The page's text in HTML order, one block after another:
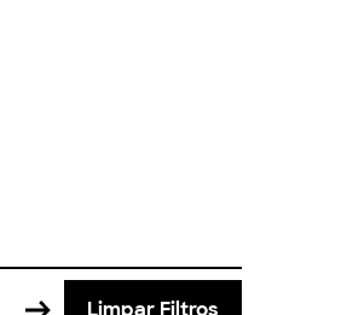
Limpar Filtros